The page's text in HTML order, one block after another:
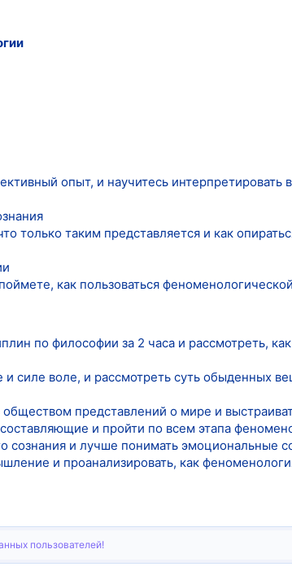
опыт, и научитесь
только таким представляется и как
как пользоваться
по философии за 2 часа и рассмотреть,
и силе воле, и рассмотреть суть обыденных
обществом представлений о мире и
и пройти по всем этапа
сознания и лучше понимать эмоциональные
и проанализировать, как
пользователей!